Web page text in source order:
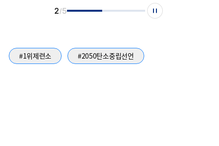
2 5
#1위제련소 #2050탄소중립선언